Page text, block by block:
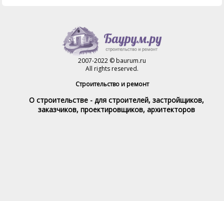
2007-2022 © baurum.ru
All rights reserved.
Строительство и ремонт
О строительстве - для строителей, застройщиков,
заказчиков, проектировщиков, архитекторов